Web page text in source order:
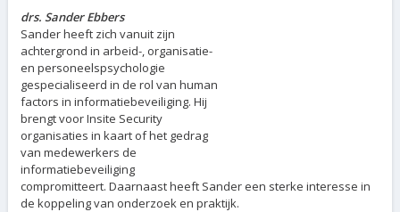
drs. Sander Ebbers
Sander heeft zich vanuit zijn
achtergrond in arbeid-, organisatie-
en personeelspsychologie
gespecialiseerd in de rol van human
factors in informatiebeveiliging. Hij
brengt voor Insite Security
organisaties in kaart of het gedrag
van medewerkers de
informatiebeveiliging
compromitteert. Daarnaast heeft Sander een sterke interesse in
de koppeling van onderzoek en praktijk.